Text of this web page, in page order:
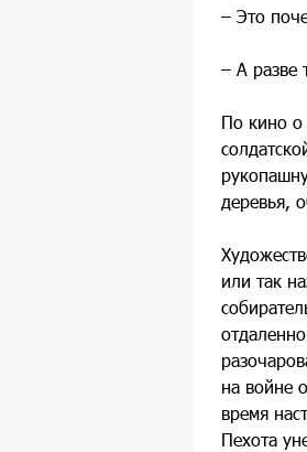
– Это
– А разве
По кино о
деревья,
или так
на войне
время
Пехота